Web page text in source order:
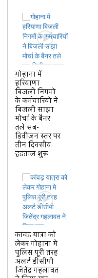
गोहाना में
हरियाणा
बिजली निगमों
के कर्मचारियों ने
बिजली सांझा
मोर्चा के बैनर
तले सब-
डिवीजन स्तर पर
तीन दिवसीय
हड़ताल शुरू
कांवड़ यात्रा को
लेकर गोहाना मे
पुलिस पूरी तरह
अलर्ट डीसीपी
जितेंद्र गहलावत